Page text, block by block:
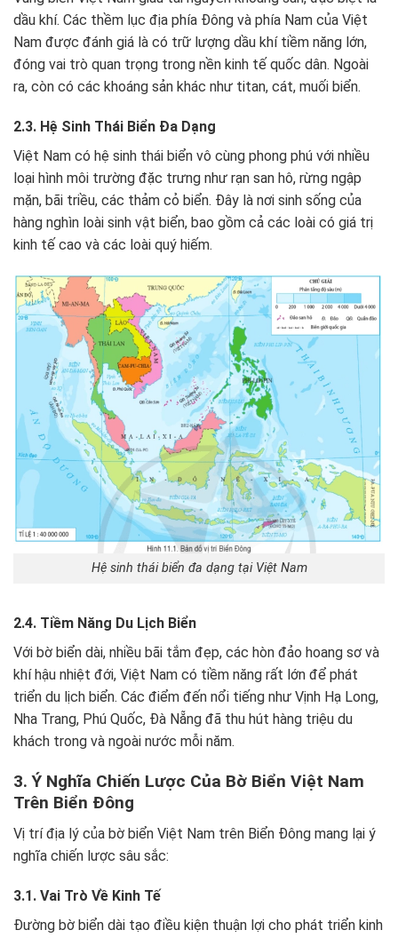
dầu khí. Các thềm lục địa phía Đông và phía Nam của Việt
Nam được đánh giá là có trữ lượng dầu khí tiềm năng lớn,
đóng vai trò quan trọng trong nền kinh tế quốc dân. Ngoài
ra, còn có các khoáng sản khác như titan, cát, muối biển.
2.3. Hệ Sinh Thái Biển Đa Dạng
Việt Nam có hệ sinh thái biển vô cùng phong phú với nhiều
loại hình môi trường đặc trưng như rạn san hô, rừng ngập
mặn, bãi triều, các thảm cỏ biển. Đây là nơi sinh sống của
hàng nghìn loài sinh vật biển, bao gồm cả các loài có giá trị
kinh tế cao và các loài quý hiếm.
Hệ sinh thái biển đa dạng tại Việt Nam
2.4. Tiềm Năng Du Lịch Biển
Với bờ biển dài, nhiều bãi tắm đẹp, các hòn đảo hoang sơ và
khí hậu nhiệt đới, Việt Nam có tiềm năng rất lớn để phát
triển du lịch biển. Các điểm đến nổi tiếng như Vịnh Hạ Long,
Nha Trang, Phú Quốc, Đà Nẵng đã thu hút hàng triệu du
khách trong và ngoài nước mỗi năm.
3. Ý Nghĩa Chiến Lược Của Bờ Biển Việt Nam
Trên Biển Đông
Vị trí địa lý của bờ biển Việt Nam trên Biển Đông mang lại ý
nghĩa chiến lược sâu sắc:
3.1. Vai Trò Về Kinh Tế
Đường bờ biển dài tạo điều kiện thuận lợi cho phát triển kinh